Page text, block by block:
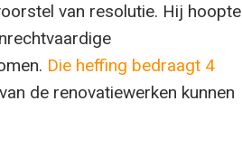
van resolutie. Hij hoopte
Die heffing bedraagt 4
de renovatiewerken kunnen